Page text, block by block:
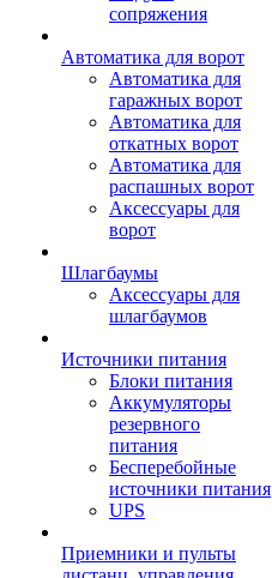
сопряжения
Автоматика для ворот
Автоматика для
гаражных ворот
Автоматика для
откатных ворот
Автоматика для
распашных ворот
Аксессуары для
ворот
Шлагбаумы
Аксессуары для
шлагбаумов
Источники питания
Блоки питания
Аккумуляторы
резервного
питания
Бесперебойные
источники питания
UPS
Приемники и пульты